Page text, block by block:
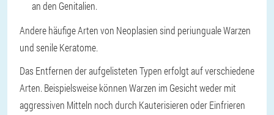
an den Genitalien.
Andere häufige Arten von Neoplasien sind periunguale Warzen
und senile Keratome.
Das Entfernen der aufgelisteten Typen erfolgt auf verschiedene
Arten. Beispielsweise können Warzen im Gesicht weder mit
aggressiven Mitteln noch durch Kauterisieren oder Einfrieren